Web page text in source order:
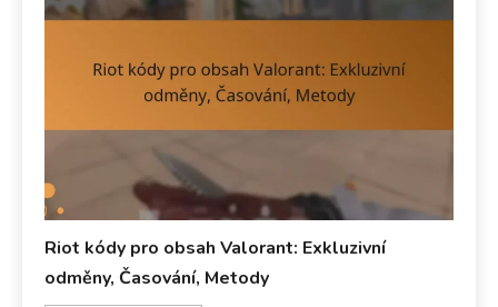
Riot kódy pro obsah Valorant: Exkluzivní
odměny, Časování, Metody